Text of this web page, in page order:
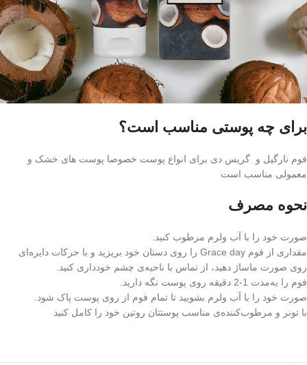
برای چه پوستی مناسب است؟
فوم نارگیل و گریس دی برای انواع پوست خصوصا پوست های خشک و
معمولی مناسب است
نحوه مصرف
صورت خود را با آب ولرم مرطوب کنید.
مقداری از فوم Grace day را روی دستان خود بریزید و با حرکات دایره‌ای
روی صورت ماساژ دهید، از تماس با ناحیه‌ی چشم خودداری کنید.
فوم را به‌مدت 1-2 دقیقه روی پوست نگه دارید.
صورت خود را با آب ولرم بشویید تا تمام فوم از روی پوست پاک شود.
با تونر و مرطوب‌کننده‌ی مناسب پوستتان روتین خود را کامل کنید